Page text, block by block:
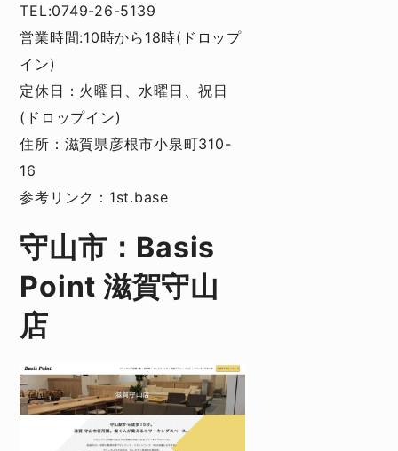
TEL:0749-26-5139
営業時間:10時から18時(ドロップ
イン)
定休日：火曜日、水曜日、祝日
(ドロップイン)
住所：滋賀県彦根市小泉町310-
16
参考リンク： 1st.base
守山市：Basis
Point 滋賀守山
店